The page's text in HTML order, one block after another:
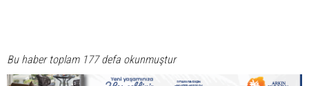
Bu haber toplam 177 defa okunmuştur